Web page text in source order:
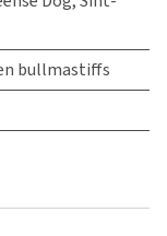
bullmastiffs